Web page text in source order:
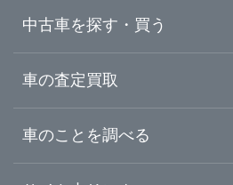
中古車を探す・買う
中古車情報・中古車検索
初めての中古車購入ガイド
車の査定買取
車査定・車買取ならガリバー
車のことを調べる